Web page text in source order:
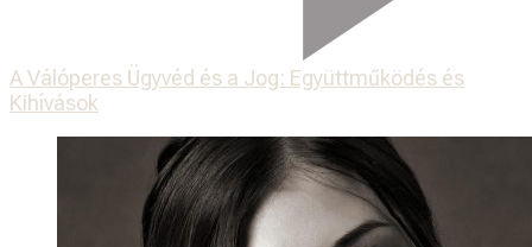
A Válóperes Ügyvéd és a Jog: Együttműködés és
Kihívások